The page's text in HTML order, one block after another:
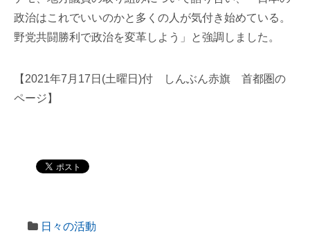
政治はこれでいいのかと多くの人が気付き始めている。
野党共闘勝利で政治を変革しよう」と強調しました。
【2021年7月17日(土曜日)付 しんぶん赤旗 首都圏の
ページ】
日々の活動